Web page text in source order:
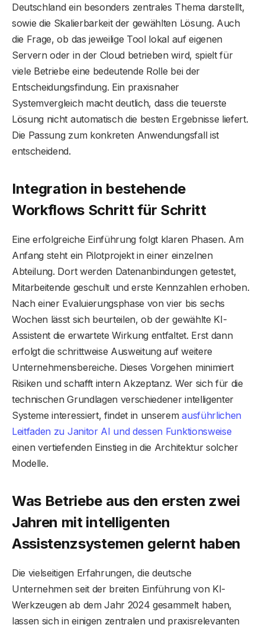
Deutschland ein besonders zentrales Thema darstellt,
sowie die Skalierbarkeit der gewählten Lösung. Auch
die Frage, ob das jeweilige Tool lokal auf eigenen
Servern oder in der Cloud betrieben wird, spielt für
viele Betriebe eine bedeutende Rolle bei der
Entscheidungsfindung. Ein praxisnaher
Systemvergleich macht deutlich, dass die teuerste
Lösung nicht automatisch die besten Ergebnisse liefert.
Die Passung zum konkreten Anwendungsfall ist
entscheidend.
Integration in bestehende
Workflows Schritt für Schritt
Eine erfolgreiche Einführung folgt klaren Phasen. Am
Anfang steht ein Pilotprojekt in einer einzelnen
Abteilung. Dort werden Datenanbindungen getestet,
Mitarbeitende geschult und erste Kennzahlen erhoben.
Nach einer Evaluierungsphase von vier bis sechs
Wochen lässt sich beurteilen, ob der gewählte KI-
Assistent die erwartete Wirkung entfaltet. Erst dann
erfolgt die schrittweise Ausweitung auf weitere
Unternehmensbereiche. Dieses Vorgehen minimiert
Risiken und schafft intern Akzeptanz. Wer sich für die
technischen Grundlagen verschiedener intelligenter
Systeme interessiert, findet in unseremausführlichen
Leitfaden zu Janitor AI und dessen Funktionsweise
einen vertiefenden Einstieg in die Architektur solcher
Modelle.
Was Betriebe aus den ersten zwei
Jahren mit intelligenten
Assistenzsystemen gelernt haben
Die vielseitigen Erfahrungen, die deutsche
Unternehmen seit der breiten Einführung von KI-
Werkzeugen ab dem Jahr 2024 gesammelt haben,
lassen sich in einigen zentralen und praxisrelevanten